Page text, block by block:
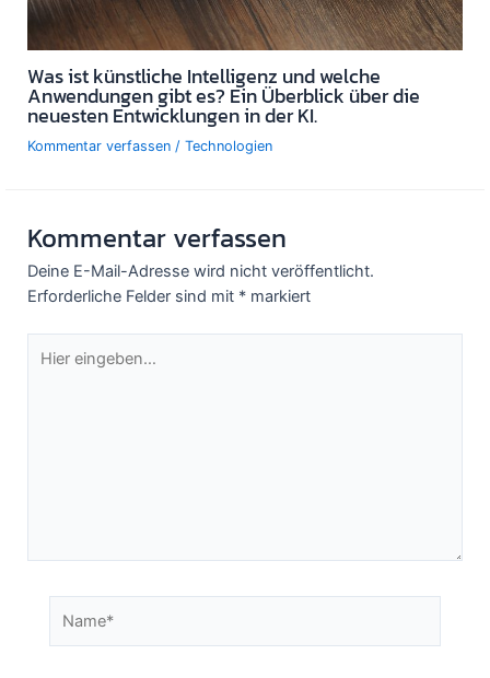
Was ist künstliche Intelligenz und welche
Anwendungen gibt es? Ein Überblick über die
neuesten Entwicklungen in der KI.
Kommentar verfassen / Technologien
Kommentar verfassen
Deine E-Mail-Adresse wird nicht veröffentlicht.
Erforderliche Felder sind mit * markiert
eingeben…